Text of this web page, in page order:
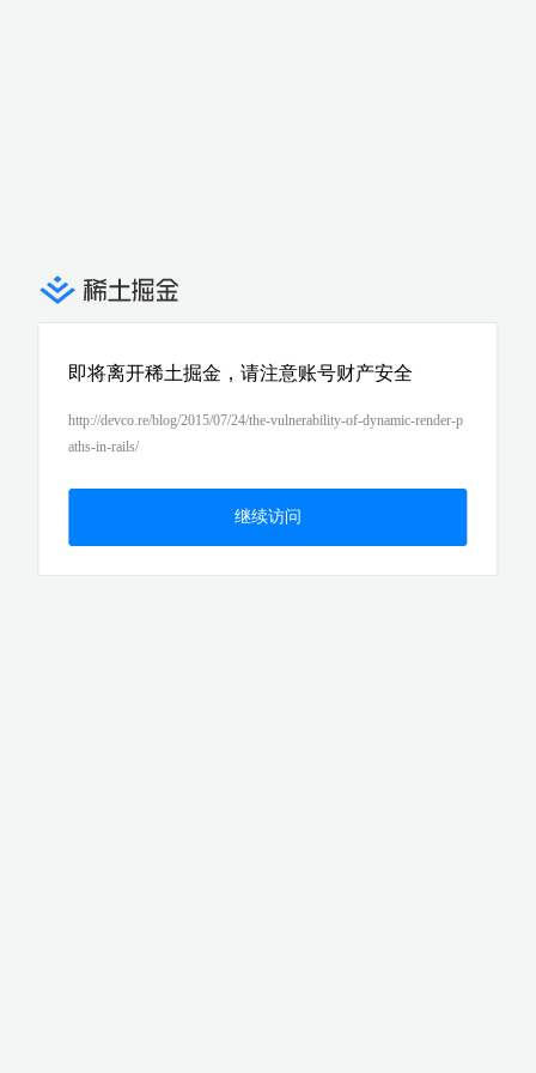
即将离开稀土掘金，请注意账号财产安全
http://devco.re/blog/2015/07/24/the-vulnerability-of-dynamic-render-p
aths-in-rails/
继续访问